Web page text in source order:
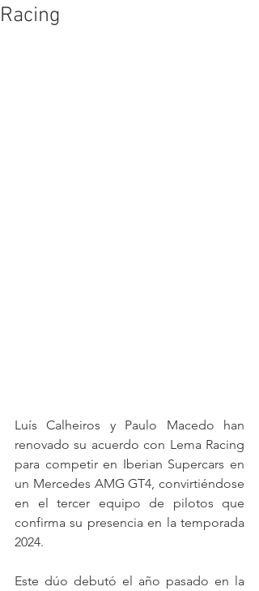
Racing
Luís Calheiros y Paulo Macedo han
renovado su acuerdo con Lema Racing
para competir en Iberian Supercars en
un Mercedes AMG GT4, convirtiéndose
en el tercer equipo de pilotos que
confirma su presencia en la temporada
2024.
Este dúo debutó el año pasado en la